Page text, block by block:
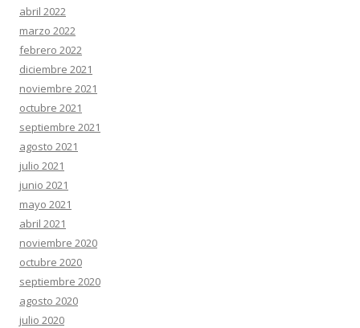
abril 2022
marzo 2022
febrero 2022
diciembre 2021
noviembre 2021
octubre 2021
septiembre 2021
agosto 2021
julio 2021
junio 2021
mayo 2021
abril 2021
noviembre 2020
octubre 2020
septiembre 2020
agosto 2020
julio 2020